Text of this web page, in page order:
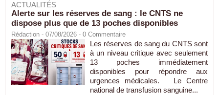
ACTUALITÉS
Alerte sur les réserves de sang : le CNTS ne
dispose plus que de 13 poches disponibles
Rédaction - 07/08/2026 - 0 Commentaire
Les réserves de sang du CNTS sont
à un niveau critique avec seulement
13 poches immédiatement
disponibles pour répondre aux
urgences médicales. Le Centre
national de transfusion sanguine...